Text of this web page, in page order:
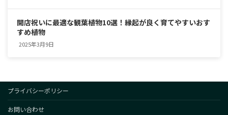
開店祝いに最適な観葉植物10選！縁起が良く育てやすいおす
すめ植物
2025年3月9日
プライバシーポリシー
お問い合わせ